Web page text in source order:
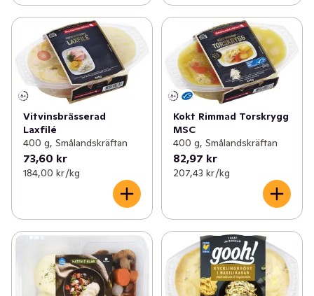
Vitvinsbrässerad
Laxfilé
400 g, Smålandskräftan
73,60 kr
184,00 kr /kg
Kokt Rimmad Torskrygg
MSC
400 g, Smålandskräftan
82,97 kr
207,43 kr /kg